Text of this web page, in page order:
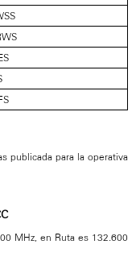
publicada para la operativa
MHz, en Ruta es 132.600